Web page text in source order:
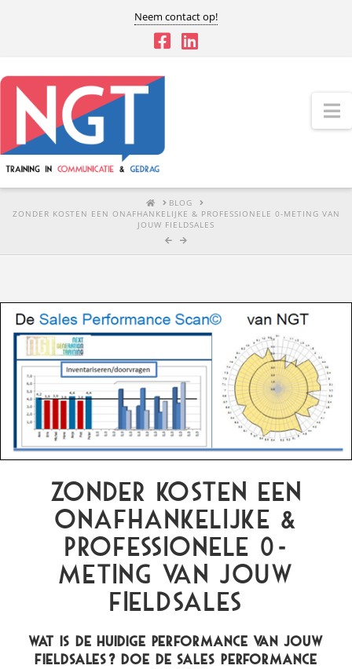
Neem contact op!
HOMEBLOG
ZONDER KOSTEN EEN ONAFHANKELIJKE & PROFESSIONELE 0-METING VAN
JOUW FIELDSALES
Zonder kosten een
onafhankelijke &
professionele 0-
meting van jouw
Fieldsales
Wat is de huidige performance van jouw
Fieldsales? Doe de Sales Performance